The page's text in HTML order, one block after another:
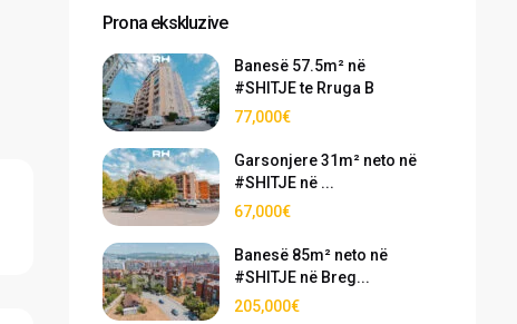
Prona ekskluzive
Banesë 57.5m² në
#SHITJE te Rruga B
77,000€
Garsonjere 31m² neto në
#SHITJE në ...
67,000€
Banesë 85m² neto në
#SHITJE në Breg...
205,000€